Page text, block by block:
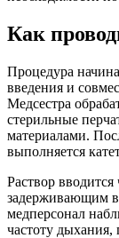
Как
Процедура
введения и
Медсестра
стерильные
материалами.
выполняется
Раствор
задерживающим
медперсонал
частоту дыхания,